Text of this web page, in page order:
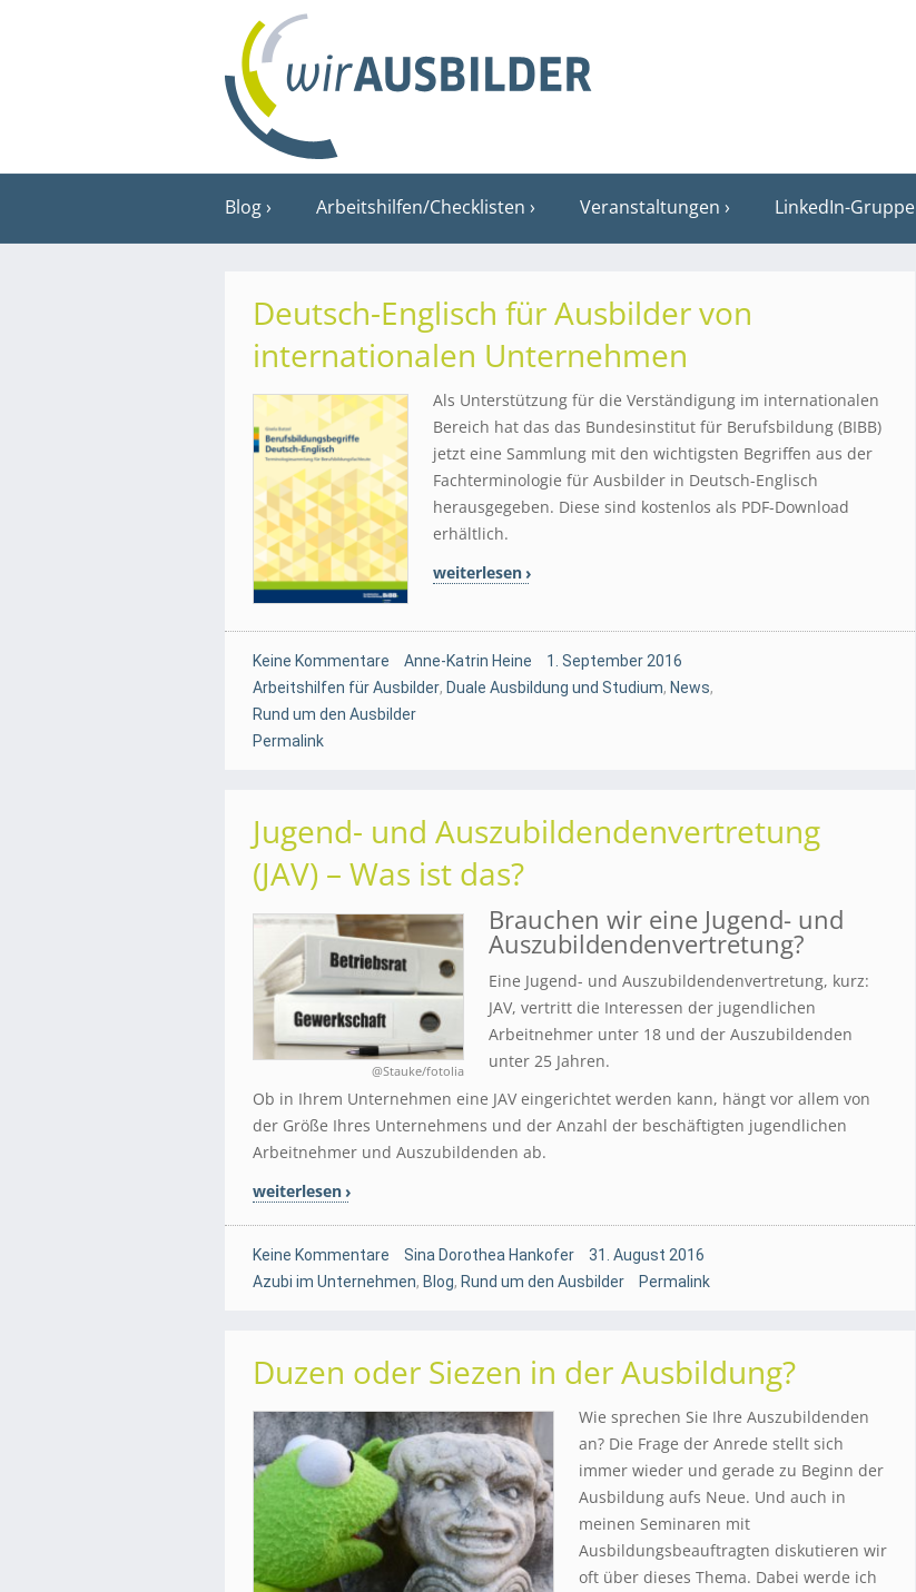
Blog Arbeitshilfen/Checklisten Veranstaltungen LinkedIn-Gruppe
Deutsch-Englisch für Ausbilder von
internationalen Unternehmen
Als Unterstützung für die Verständigung im internationalen
Bereich hat das das Bundesinstitut für Berufsbildung (BIBB)
jetzt eine Sammlung mit den wichtigsten Begriffen aus der
Fachterminologie für Ausbilder in Deutsch-Englisch
herausgegeben. Diese sind kostenlos als PDF-Download
erhältlich.
weiterlesen
Keine Kommentare Anne-Katrin Heine
1. September 2016
Arbeitshilfen für Ausbilder, Duale Ausbildung und Studium, News,
Rund um den Ausbilder
Permalink
Jugend- und Auszubildendenvertretung
(JAV) – Was ist das?
@Stauke/fotolia
Brauchen wir eine Jugend- und
Auszubildendenvertretung?
Eine Jugend- und Auszubildendenvertretung, kurz:
JAV, vertritt die Interessen der jugendlichen
Arbeitnehmer unter 18 und der Auszubildenden
unter 25 Jahren.
Ob in Ihrem Unternehmen eine JAV eingerichtet werden kann, hängt vor allem von
der Größe Ihres Unternehmens und der Anzahl der beschäftigten jugendlichen
Arbeitnehmer und Auszubildenden ab.
weiterlesen
Keine Kommentare Sina Dorothea Hankofer
31. August 2016
Azubi im Unternehmen, Blog, Rund um den Ausbilder Permalink
Duzen oder Siezen in der Ausbildung?
Wie sprechen Sie Ihre Auszubildenden
an? Die Frage der Anrede stellt sich
immer wieder und gerade zu Beginn der
Ausbildung aufs Neue. Und auch in
meinen Seminaren mit
Ausbildungsbeauftragten diskutieren wir
oft über dieses Thema. Dabei werde ich